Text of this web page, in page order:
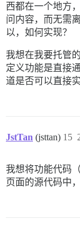
西都在一个地方
问内容，而无需
以，如何实现？
我想在我要托管
定义功能是直接
道是否可以直接
JstTan (jsttan) 15
我想将功能代码
页面的源代码中